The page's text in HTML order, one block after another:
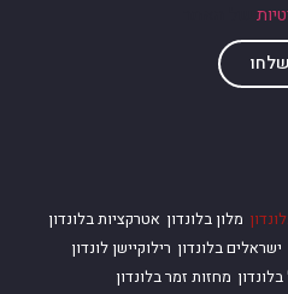
מלון בלונדון אטרקציות בלונדון
ישראלים בלונדון רילוקיישן לונדון
מחזות זמר בלונדון
שלחו